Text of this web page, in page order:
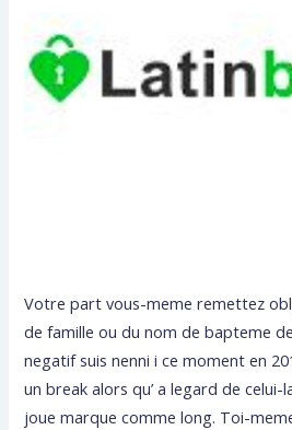
Votre part vous-meme remettez
de famille ou du nom de bapteme
negatif suis nenni i ce moment en
un break alors qu’ a legard de celui-
joue marque comme long. Toi-